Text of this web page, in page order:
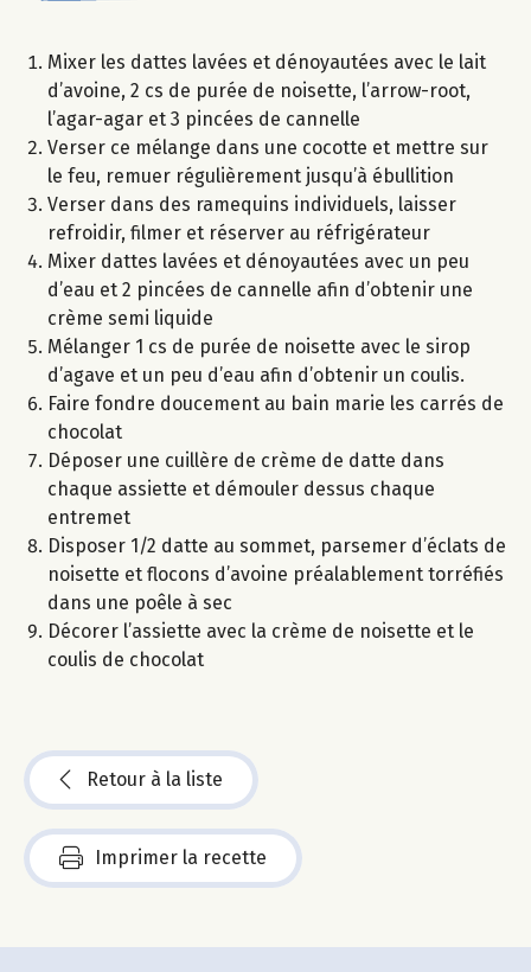
Mixer les dattes lavées et dénoyautées avec le lait
d’avoine, 2 cs de purée de noisette, l’arrow-root,
l’agar-agar et 3 pincées de cannelle
Verser ce mélange dans une cocotte et mettre sur
le feu, remuer régulièrement jusqu’à ébullition
Verser dans des ramequins individuels, laisser
refroidir, filmer et réserver au réfrigérateur
Mixer dattes lavées et dénoyautées avec un peu
d’eau et 2 pincées de cannelle afin d’obtenir une
crème semi liquide
Mélanger 1 cs de purée de noisette avec le sirop
d’agave et un peu d’eau afin d’obtenir un coulis.
Faire fondre doucement au bain marie les carrés de
chocolat
Déposer une cuillère de crème de datte dans
chaque assiette et démouler dessus chaque
entremet
Disposer 1/2 datte au sommet, parsemer d’éclats de
noisette et flocons d’avoine préalablement torréfiés
dans une poêle à sec
Décorer l’assiette avec la crème de noisette et le
coulis de chocolat
Retour à la liste
Imprimer la recette